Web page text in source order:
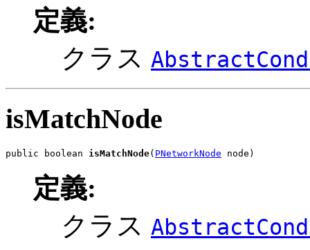
定義:
クラス
isMatchNode
public boolean isMatchNode( PNetworkNode node)
定義:
クラス